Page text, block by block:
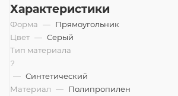
Характеристики
Форма — Прямоугольник
Цвет — Серый
Тип материала
?
— Синтетический
Материал — Полипропилен